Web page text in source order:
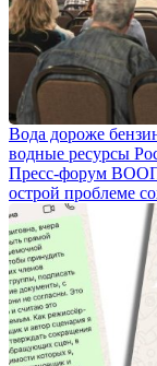
Вода дороже
водные ресурсы
Пресс-форум ВООП
острой проблеме